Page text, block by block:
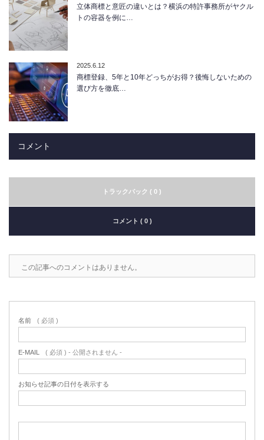
立体商標と意匠の違いとは？横浜の特許事務所がヤクル
トの容器を例に…
2025.6.12
商標登録、5年と10年どっちがお得？後悔しないための
選び方を徹底…
コメント
トラックバック ( 0 )
コメント ( 0 )
この記事へのコメントはありません。
名前 ( 必須 )
E-MAIL ( 必須 ) - 公開されません -
お知らせ記事の日付を表示する